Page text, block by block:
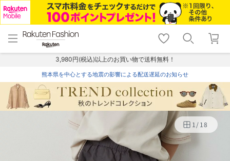
menu home
トップ
shopping_cart lock_outline
ログイン
3,980円(税込)以上のお買い物で送料無料！
熊本県を中心とする地震の影響による配送遅延のお知らせ
1/18